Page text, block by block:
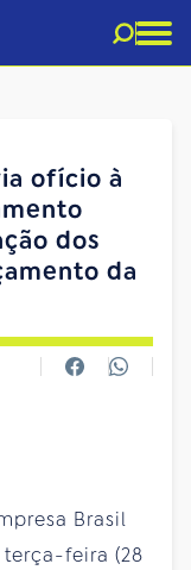
ofício à
dos
da
Brasil
feira (28